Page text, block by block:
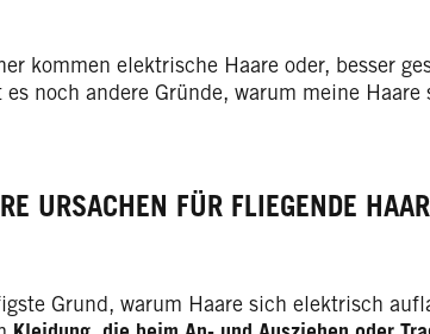
kommen elektrische Haare oder, besser
es noch andere Gründe, warum meine Haare
URSACHEN FÜR FLIEGENDE HAARE
Grund, warum Haare sich elektrisch